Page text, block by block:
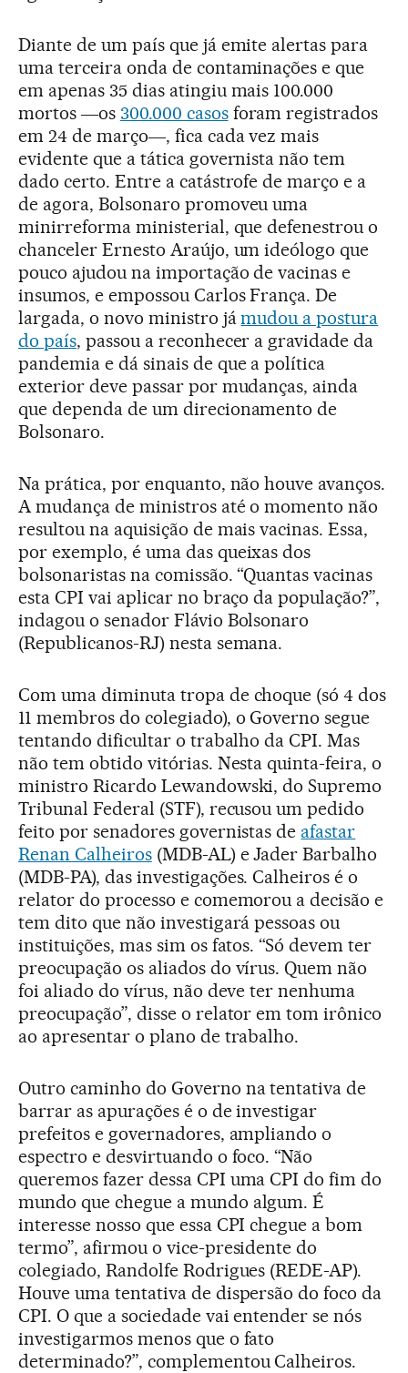
Diante de um país que já emite alertas para
uma terceira onda de contaminações e que
em apenas 35 dias atingiu mais 100.000
mortos ―os 300.000 casosforam registrados
em 24 de março―, fica cada vez mais
evidente que a tática governista não tem
dado certo. Entre a catástrofe de março e a
de agora, Bolsonaro promoveu uma
minirreforma ministerial, que defenestrou o
chanceler Ernesto Araújo, um ideólogo que
pouco ajudou na importação de vacinas e
insumos, e empossou Carlos França. De
largada, o novo ministro jámudou a postura
do país, passou a reconhecer a gravidade da
pandemia e dá sinais de que a política
exterior deve passar por mudanças, ainda
que dependa de um direcionamento de
Bolsonaro.
Na prática, por enquanto, não houve avanços.
A mudança de ministros até o momento não
resultou na aquisição de mais vacinas. Essa,
por exemplo, é uma das queixas dos
bolsonaristas na comissão. “Quantas vacinas
esta CPI vai aplicar no braço da população?”,
indagou o senador Flávio Bolsonaro
(Republicanos-RJ) nesta semana.
Com uma diminuta tropa de choque (só 4 dos
11 membros do colegiado), o Governo segue
tentando dificultar o trabalho da CPI. Mas
não tem obtido vitórias. Nesta quinta-feira, o
ministro Ricardo Lewandowski, do Supremo
Tribunal Federal (STF), recusou um pedido
feito por senadores governistas de afastar
Renan Calheiros(MDB-AL) e Jader Barbalho
(MDB-PA), das investigações. Calheiros é o
relator do processo e comemorou a decisão e
tem dito que não investigará pessoas ou
instituições, mas sim os fatos. “Só devem ter
preocupação os aliados do vírus. Quem não
foi aliado do vírus, não deve ter nenhuma
preocupação”, disse o relator em tom irônico
ao apresentar o plano de trabalho.
Outro caminho do Governo na tentativa de
barrar as apurações é o de investigar
prefeitos e governadores, ampliando o
espectro e desvirtuando o foco. “Não
queremos fazer dessa CPI uma CPI do fim do
mundo que chegue a mundo algum. É
interesse nosso que essa CPI chegue a bom
termo”, afirmou o vice-presidente do
colegiado, Randolfe Rodrigues (REDE-AP).
Houve uma tentativa de dispersão do foco da
CPI. O que a sociedade vai entender se nós
investigarmos menos que o fato
determinado?”, complementou Calheiros.